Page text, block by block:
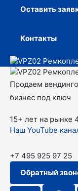
Оставить
Контакты
Продаем
бизнес под ключ
15+ лет на рынке
Наш YouTube
+7 495 925 97 25
Обратный